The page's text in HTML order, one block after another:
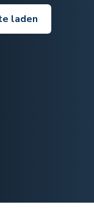
laden